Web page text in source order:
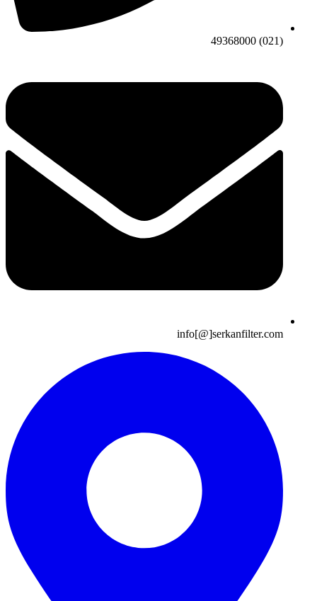
(021) 49368000
info[@]serkanfilter.com